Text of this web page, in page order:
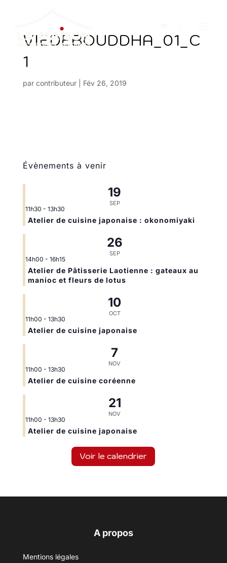
VIEDEBOUDDHA_01_C
1
par contributeur| Fév 26, 2019
Évènements à venir
19
SEP
11h30 - 13h30
Atelier de cuisine japonaise : okonomiyaki
26
SEP
14h00 - 16h15
Atelier de Pâtisserie Laotienne : gateaux au
manioc et fleurs de lotus
10
OCT
11h00 - 13h30
Atelier de cuisine japonaise
7
NOV
11h00 - 13h30
Atelier de cuisine coréenne
21
NOV
11h00 - 13h30
Atelier de cuisine japonaise
Voir le calendrier
A propos
Mentions légales